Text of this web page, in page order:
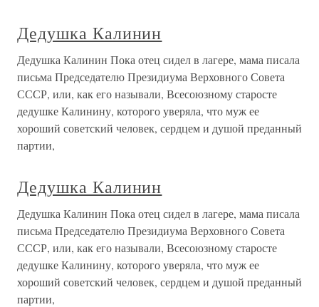
Дедушка Калинин
Дедушка Калинин Пока отец сидел в лагере, мама писала
письма Председателю Президиума Верховного Совета
СССР, или, как его называли, Всесоюзному старосте
дедушке Калинину, которого уверяла, что муж ее
хороший советский человек, сердцем и душой преданный
партии,
Дедушка Калинин
Дедушка Калинин Пока отец сидел в лагере, мама писала
письма Председателю Президиума Верховного Совета
СССР, или, как его называли, Всесоюзному старосте
дедушке Калинину, которого уверяла, что муж ее
хороший советский человек, сердцем и душой преданный
партии,